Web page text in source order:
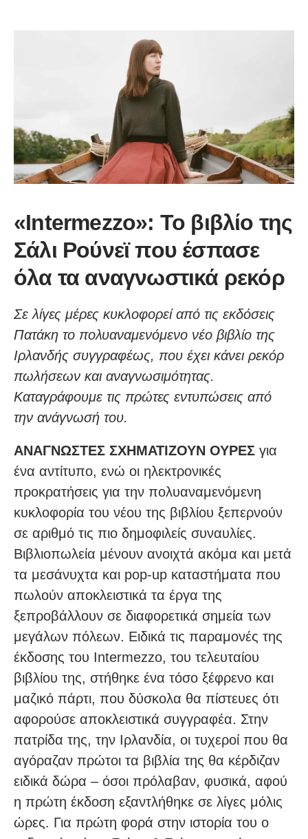
«Intermezzo»: Το βιβλίο της
Σάλι Ρούνεϊ που έσπασε
όλα τα αναγνωστικά ρεκόρ
Σε λίγες μέρες κυκλοφορεί από τις εκδόσεις
Πατάκη το πολυαναμενόμενο νέο βιβλίο της
Ιρλανδής συγγραφέως, που έχει κάνει ρεκόρ
πωλήσεων και αναγνωσιμότητας.
Καταγράφουμε τις πρώτες εντυπώσεις από
την ανάγνωσή του.
ΑΝΑΓΝΩΣΤΕΣ ΣΧΗΜΑΤΙΖΟΥΝ ΟΥΡΕΣ για
ένα αντίτυπο, ενώ οι ηλεκτρονικές
προκρατήσεις για την πολυαναμενόμενη
κυκλοφορία του νέου της βιβλίου ξεπερνούν
σε αριθμό τις πιο δημοφιλείς συναυλίες.
Βιβλιοπωλεία μένουν ανοιχτά ακόμα και μετά
τα μεσάνυχτα και pop-up καταστήματα που
πωλούν αποκλειστικά τα έργα της
ξεπροβάλλουν σε διαφορετικά σημεία των
μεγάλων πόλεων. Ειδικά τις παραμονές της
έκδοσης του Intermezzo, του τελευταίου
βιβλίου της, στήθηκε ένα τόσο ξέφρενο και
μαζικό πάρτι, που δύσκολα θα πίστευες ότι
αφορούσε αποκλειστικά συγγραφέα. Στην
πατρίδα της, την Ιρλανδία, οι τυχεροί που θα
αγόραζαν πρώτοι τα βιβλία της θα κέρδιζαν
ειδικά δώρα – όσοι πρόλαβαν, φυσικά, αφού
η πρώτη έκδοση εξαντλήθηκε σε λίγες μόλις
ώρες. Για πρώτη φορά στην ιστορία του ο